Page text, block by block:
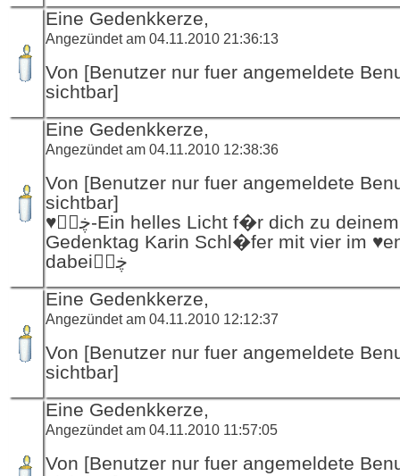
Eine Gedenkkerze,
Angezündet am 04.11.2010 21:36:13
Von [Benutzer nur fuer angemeldete
sichtbar]
Eine Gedenkkerze,
Angezündet am 04.11.2010 12:38:36
Von [Benutzer nur fuer angemeldete
sichtbar]
♥ڿڰۣ-Ein helles Licht f�r dich zu deinem
Gedenktag Karin Schl�fer mit vier im
dabeiڿڰۣ
Eine Gedenkkerze,
Angezündet am 04.11.2010 12:12:37
Von [Benutzer nur fuer angemeldete
sichtbar]
Eine Gedenkkerze,
Angezündet am 04.11.2010 11:57:05
Von [Benutzer nur fuer angemeldete